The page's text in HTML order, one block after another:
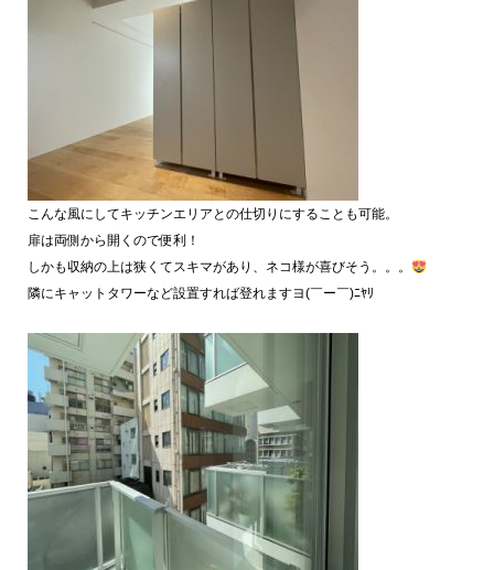
こんな風にしてキッチンエリアとの仕切りにすることも可能。
扉は両側から開くので便利！
しかも収納の上は狭くてスキマがあり、ネコ様が喜びそう。。。
隣にキャットタワーなど設置すれば登れますヨ(￣ー￣)ﾆﾔﾘ